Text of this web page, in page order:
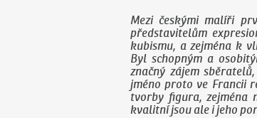
Mezi českými malíři
představitelům
kubismu, a zejména k
Byl schopným a
značný zájem
jméno proto ve Francii
tvorby figura, zejména
kvalitní jsou ale i jeho